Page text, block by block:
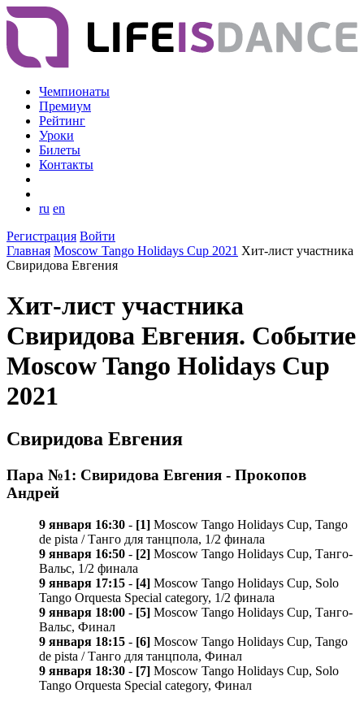
Чемпионаты
Премиум
Рейтинг
Уроки
Билеты
Контакты
ru en
Регистрация Войти
Главная Moscow Tango Holidays Cup 2021 Хит-лист участника
Свиридова Евгения
Хит-лист участника
Свиридова Евгения. Событие
Moscow Tango Holidays Cup
2021
Свиридова Евгения
Пара №1: Свиридова Евгения - Прокопов
Андрей
9 января 16:30 - [1] Moscow Tango Holidays Cup, Tango
de pista / Танго для танцпола, 1/2 финала
9 января 16:50 - [2] Moscow Tango Holidays Cup, Танго-
Вальс, 1/2 финала
9 января 17:15 - [4] Moscow Tango Holidays Cup, Solo
Tango Orquesta Special category, 1/2 финала
9 января 18:00 - [5] Moscow Tango Holidays Cup, Танго-
Вальс, Финал
9 января 18:15 - [6] Moscow Tango Holidays Cup, Tango
de pista / Танго для танцпола, Финал
9 января 18:30 - [7] Moscow Tango Holidays Cup, Solo
Tango Orquesta Special category, Финал